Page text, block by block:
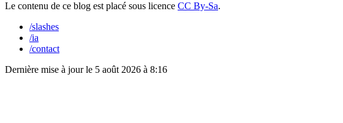
Le contenu de ce blog est placé sous licence CC By-Sa.
/slashes
/ia
/contact
Dernière mise à jour le 5 août 2026 à 8:16